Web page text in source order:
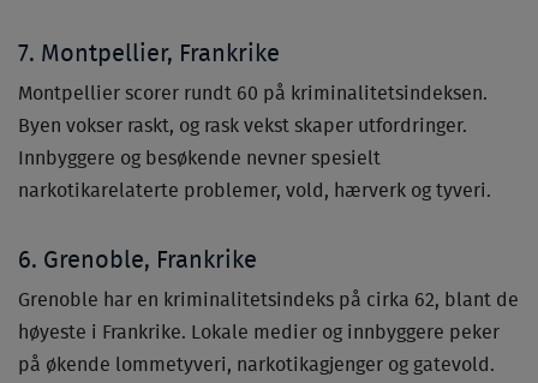
7. Montpellier, Frankrike
Montpellier scorer rundt 60 på kriminalitetsindeksen.
Byen vokser raskt, og rask vekst skaper utfordringer.
Innbyggere og besøkende nevner spesielt
narkotikarelaterte problemer, vold, hærverk og tyveri.
6. Grenoble, Frankrike
Grenoble har en kriminalitetsindeks på cirka 62, blant de
høyeste i Frankrike. Lokale medier og innbyggere peker
på økende lommetyveri, narkotikagjenger og gatevold.